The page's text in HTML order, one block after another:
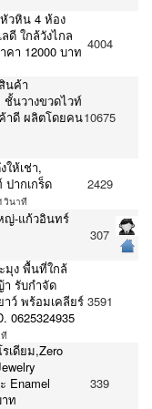
หัวหิน 4 ห้อง
ดี ใกล้วังไกล
คา 12000 บาท 4004
นค้า
ชั้นวางขวดไวท์
าดี ผลิตโดยคน10675
ให้เช่า,
ปากเกร็ด
วินาที
2429
ญ่-แก้วอินทร์
307
มุง พื้นที่ใกล้
รับกำจัด
ว์ พร้อมเคลียร์
0625324935
3591
เดียม,Zero
Enamel
ท
339